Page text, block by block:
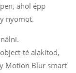
ahol épp
nyomot.
té alakítod,
Motion Blur smart